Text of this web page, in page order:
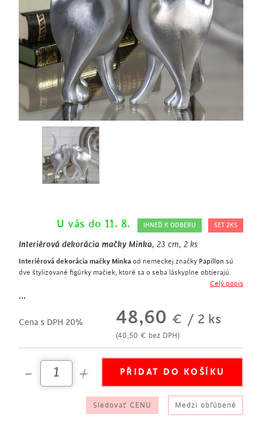
U vás do 11. 8. IHNEĎ K ODBERU SET 2KS
Interiérová dekorácia mačky Minka, 23 cm, 2 ks
Interiérová dekorácia mačky Minka od nemeckej značky Papillon sú
dve štylizované figúrky mačiek, ktoré sa o seba láskyplne obtierajú.
polystone s matnou striebornou povrchovou úpravou
ideálny darček z lásky pre milovníkov mačiek
...
Celý popis
Cena s DPH 20% 48,60 € / 2 ks
(40,50 € bez DPH)
Sledovať CENU Medzi obľúbené